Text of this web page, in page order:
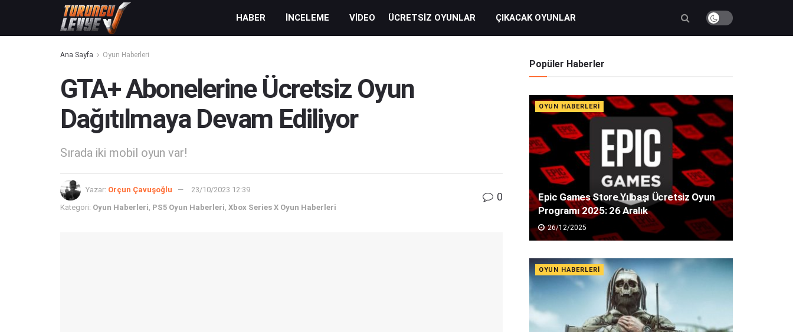
HABER İNCELEME VIDEO ÜCRETSIZ OYUNLAR ÇIKACAK OYUNLAR
Ana Sayfa Oyun Haberleri
GTA+ Abonelerine Ücretsiz Oyun
Dağıtılmaya Devam Ediliyor
Sırada iki mobil oyun var!
Yazar: Orçun Çavuşoğlu 23/10/2023 12:39
Kategori: Oyun Haberleri, PS5 Oyun Haberleri, Xbox Series X Oyun Haberleri
0
Popüler Haberler
OYUN HABERLERI
Epic Games Store Yılbaşı Ücretsiz Oyun
Programı 2025: 26 Aralık
26/12/2025
OYUN HABERLERI